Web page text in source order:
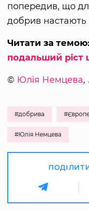
попередив, що
добрив настають
Читати за темою:
подальший ріст
© Юлія Немцева,
#добрива
#Юлія Немцева